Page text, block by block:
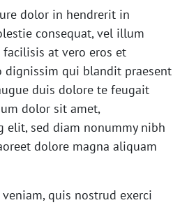
dolor in hendrerit in
consequat, vel illum
at vero eros et
dignissim qui blandit praesent
duis dolore te feugait
dolor sit amet,
elit, sed diam nonummy nibh
dolore magna aliquam
quis nostrud exerci